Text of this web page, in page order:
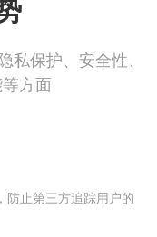
保护、安全性、
方面
防止第三方追踪用户的